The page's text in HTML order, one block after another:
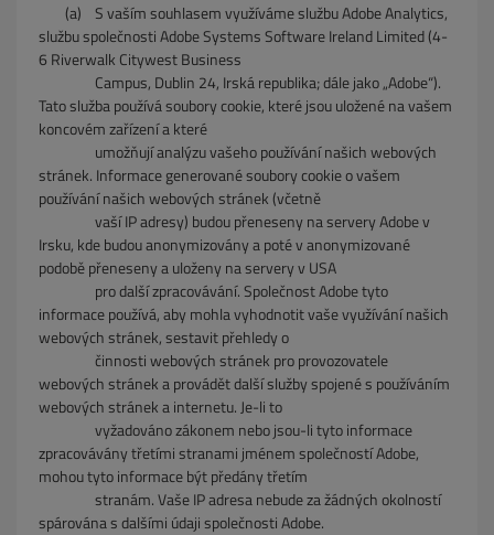
(a)
S vaším souhlasem využíváme službu Adobe Analytics,
službu společnosti Adobe Systems Software Ireland Limited (4-
6 Riverwalk Citywest Business
Campus, Dublin 24, Irská republika; dále jako „Adobe“).
Tato služba používá soubory cookie, které jsou uložené na vašem
koncovém zařízení a které
umožňují analýzu vašeho používání našich webových
stránek. Informace generované soubory cookie o vašem
používání našich webových stránek (včetně
vaší IP adresy) budou přeneseny na servery Adobe v
Irsku, kde budou anonymizovány a poté v anonymizované
podobě přeneseny a uloženy na servery v USA
pro další zpracovávání. Společnost Adobe tyto
informace používá, aby mohla vyhodnotit vaše využívání našich
webových stránek, sestavit přehledy o
činnosti webových stránek pro provozovatele
webových stránek a provádět další služby spojené s používáním
webových stránek a internetu. Je-li to
vyžadováno zákonem nebo jsou-li tyto informace
zpracovávány třetími stranami jménem společností Adobe,
mohou tyto informace být předány třetím
stranám. Vaše IP adresa nebude za žádných okolností
spárována s dalšími údaji společnosti Adobe.